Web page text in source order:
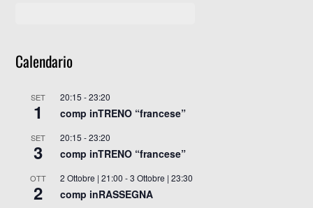
Calendario
SET
1
20:15 -23:20
comp inTRENO “francese”
SET
3
20:15 -23:20
comp inTRENO “francese”
OTT
2
2 Ottobre | 21:00 -3 Ottobre | 23:30
comp inRASSEGNA